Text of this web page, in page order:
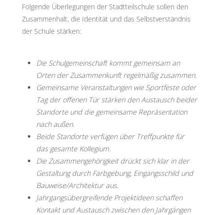
Folgende Überlegungen der Stadtteilschule sollen den
Zusammenhalt, die Identität und das Selbstverständnis
der Schule stärken:
Die Schulgemeinschaft kommt gemeinsam an
Orten der Zusammenkunft regelmäßig zusammen.
Gemeinsame Veranstaltungen wie Sportfeste oder
Tag der offenen Tür stärken den Austausch beider
Standorte und die gemeinsame Repräsentation
nach außen.
Beide Standorte verfügen über Treffpunkte für
das gesamte Kollegium.
Die Zusammengehörigkeit drückt sich klar in der
Gestaltung durch Farbgebung, Eingangsschild und
Bauweise/Architektur aus.
Jahrgangsübergreifende Projektideen schaffen
Kontakt und Austausch zwischen den Jahrgängen